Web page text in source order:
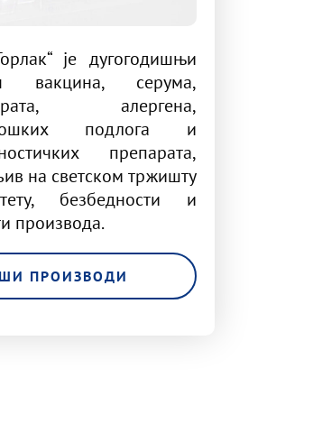
је дугогодишњи
вакцина, серума,
алергена,
подлога и
препарата,
на светском тржишту
безбедности и
производа.
ПРОИЗВОДИ